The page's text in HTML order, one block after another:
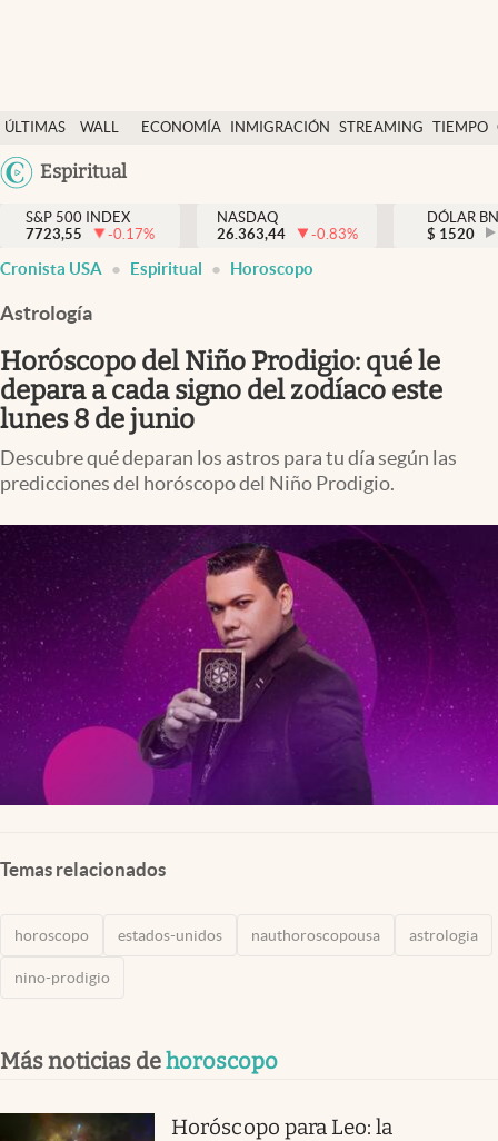
ÚLTIMAS
NOTICIAS
WALL
DÓLAR
ECONOMÍA INMIGRACIÓN STREAMING TIEMPO
México
Espiritual
Finanzas y economía
Wall Street y dólar
Inmigración
Espiritual
Streaming
PC y mobile
S&P 500 INDEX
7723,55
-0.17%
NASDAQ
26.363,44
-0.83%
DÓLAR
$ 1520
Cronista USA Espiritual Horoscopo
Astrología
Horóscopo del Niño Prodigio: qué le
depara a cada signo del zodíaco este
lunes 8 de junio
Descubre qué deparan los astros para tu día según las
predicciones del horóscopo del Niño Prodigio.
Temas relacionados
horoscopo estados-unidos nauthoroscopousa astrologia
nino-prodigio
Más noticias dehoroscopo
Horóscopo para Leo: la